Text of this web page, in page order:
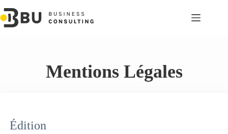
au
contenu
Mentions Légales
Édition